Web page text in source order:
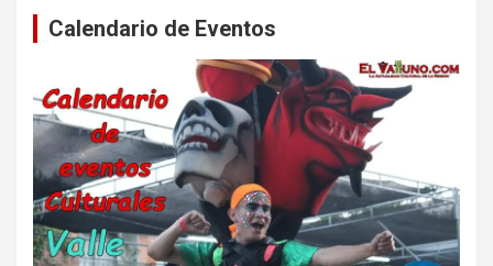
Calendario de Eventos